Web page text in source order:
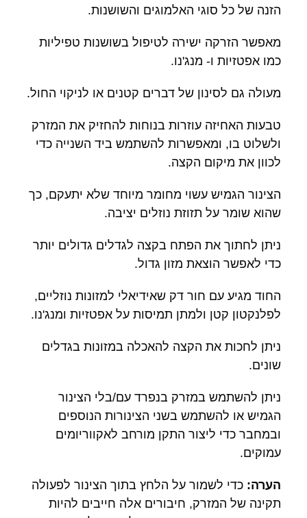
הזנה של כל סוגי האלמוגים והשושנות.
מאפשר הזרקה ישירה לטיפול בשושנות טפיליות
כמו אפטזיות ו- מנג'נו.
מעולה גם לסינון של דברים קטנים או לניקוי החול.
טבעות האחיזה עוזרות בנוחות להחזיק את המזרק
ולשלוט בו, ומאפשרות להשתמש ביד השנייה כדי
לכוון את מיקום הקצה.
הצינור הגמיש עשוי מחומר מיוחד שלא יתעקם, כך
שהוא שומר על תזוזת נוזלים יציבה.
ניתן לחתוך את הפתח בקצה לגדלים גדולים יותר
כדי לאפשר הוצאת מזון גדול.
החוד מגיע עם חור דק שאידיאלי למזונות נוזליים,
לפלנקטון קטן ולמתן תמיסות על אפטזיות ומנג'נו.
ניתן לחכות את הקצה להאכלה במזונות בגדלים
שונים.
ניתן להשתמש במזרק בנפרד עם/בלי הצינור
הגמיש או להשתמש בשני הצינורות הנוספים
ובמחבר כדי ליצור התקן מורחב לאקווריומים
עמוקים.
הערה: כדי לשמור על הלחץ בתוך הצינור לפעולה
תקינה של המזרק, חיבורים אלה חייבים להיות